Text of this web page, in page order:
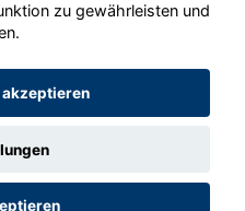
2020 - 2026
zu gewährleisten und